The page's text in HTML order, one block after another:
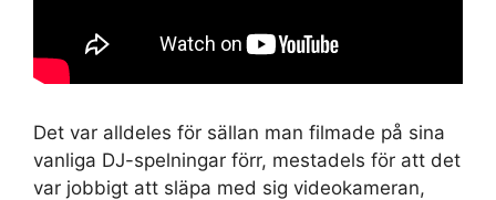
Det var alldeles för sällan man filmade på sina
vanliga DJ-spelningar förr, mestadels för att det
var jobbigt att släpa med sig videokameran,